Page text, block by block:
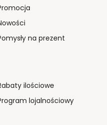
na prezent
ilościowe
lojalnościowy